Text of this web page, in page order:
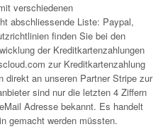
verschiedenen
abschliessende Liste: Paypal,
finden Sie bei den
der Kreditkartenzahlungen
zur Kreditkartenzahlung
direkt an unseren Partner Stripe zur
sind nur die letzten 4 Ziffern
Adresse bekannt. Es handelt
gemacht werden müssten.